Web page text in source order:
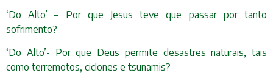
‘Do Alto’ – Por que Jesus teve que passar por tanto
sofrimento?
‘Do Alto’- Por que Deus permite desastres naturais, tais
como terremotos, ciclones e tsunamis?